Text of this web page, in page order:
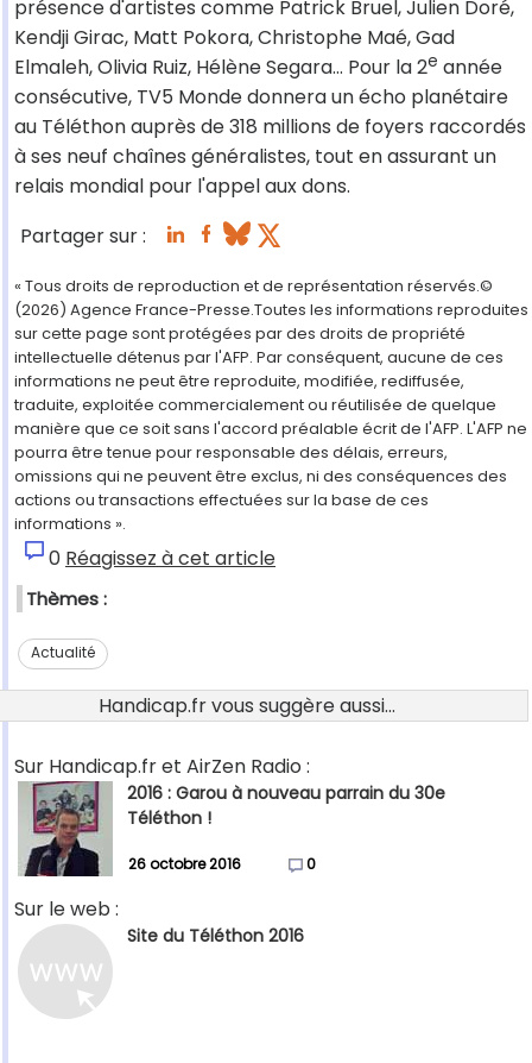
présence d'artistes comme Patrick Bruel, Julien Doré,
Kendji Girac, Matt Pokora, Christophe Maé, Gad
Elmaleh, Olivia Ruiz, Hélène Segara... Pour la 2e année
consécutive, TV5 Monde donnera un écho planétaire
au Téléthon auprès de 318 millions de foyers raccordés
à ses neuf chaînes généralistes, tout en assurant un
relais mondial pour l'appel aux dons.
Partager sur :
« Tous droits de reproduction et de représentation réservés.©
(2026) Agence France-Presse.Toutes les informations reproduites
sur cette page sont protégées par des droits de propriété
intellectuelle détenus par l'AFP. Par conséquent, aucune de ces
informations ne peut être reproduite, modifiée, rediffusée,
traduite, exploitée commercialement ou réutilisée de quelque
manière que ce soit sans l'accord préalable écrit de l'AFP. L'AFP ne
pourra être tenue pour responsable des délais, erreurs,
omissions qui ne peuvent être exclus, ni des conséquences des
actions ou transactions effectuées sur la base de ces
informations ».
0 Réagissez à cet article
Thèmes :
Actualité
Handicap.fr vous suggère aussi...
Sur Handicap.fr et AirZen Radio :
2016 : Garou à nouveau parrain du 30e
Téléthon !
26 octobre 2016 0
Sur le web :
Site du Téléthon 2016